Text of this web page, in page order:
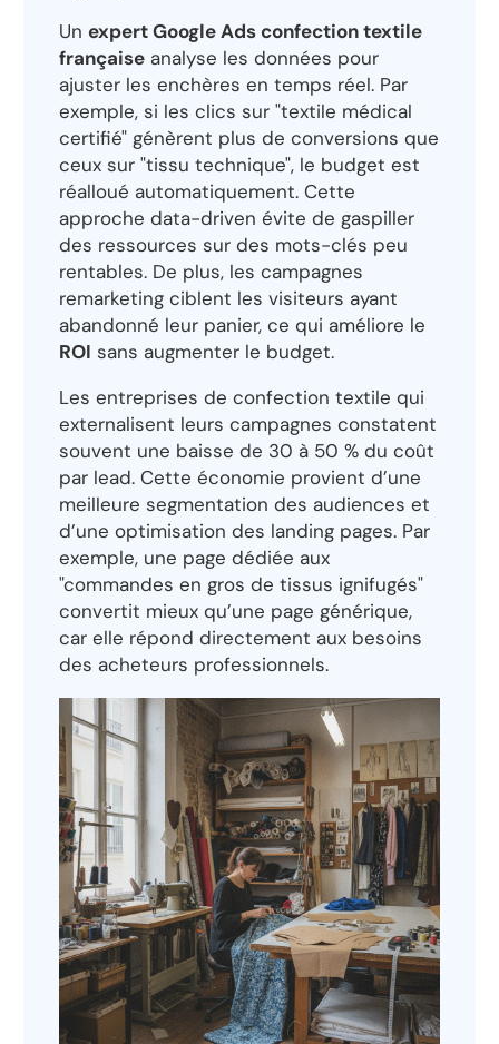
Un expert Google Ads confection textile
française analyse les données pour
ajuster les enchères en temps réel. Par
exemple, si les clics sur "textile médical
certifié" génèrent plus de conversions que
ceux sur "tissu technique", le budget est
réalloué automatiquement. Cette
approche data-driven évite de gaspiller
des ressources sur des mots-clés peu
rentables. De plus, les campagnes
remarketing ciblent les visiteurs ayant
abandonné leur panier, ce qui améliore le
ROI sans augmenter le budget.
Les entreprises de confection textile qui
externalisent leurs campagnes constatent
souvent une baisse de 30 à 50 % du coût
par lead. Cette économie provient d’une
meilleure segmentation des audiences et
d’une optimisation des landing pages. Par
exemple, une page dédiée aux
"commandes en gros de tissus ignifugés"
convertit mieux qu’une page générique,
car elle répond directement aux besoins
des acheteurs professionnels.